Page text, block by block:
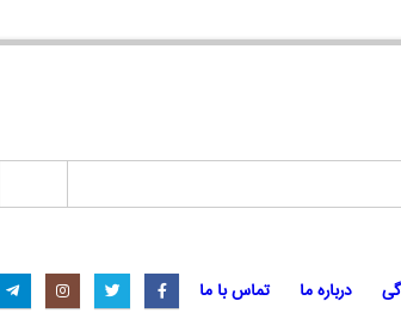
درباره ما تماس با ما